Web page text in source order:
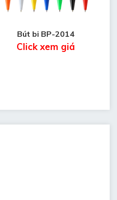
Bút bi BP-2014
Click xem giá